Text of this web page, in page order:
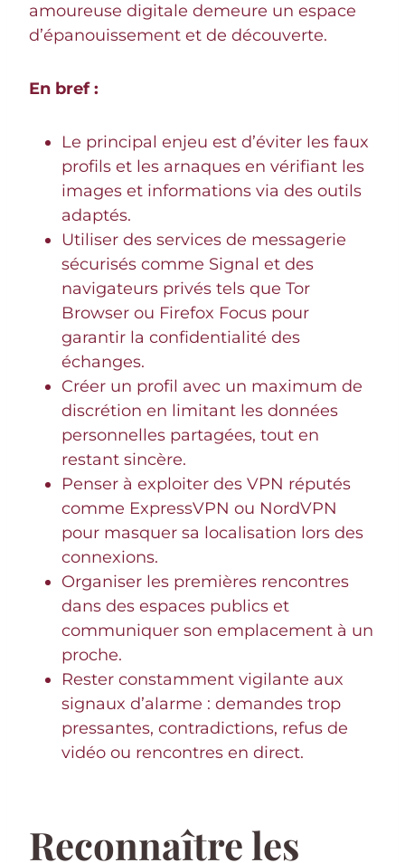
amoureuse digitale demeure un espace
d’épanouissement et de découverte.
En bref :
Le principal enjeu est d’éviter les faux
profils et les arnaques en vérifiant les
images et informations via des outils
adaptés.
Utiliser des services de messagerie
sécurisés comme Signal et des
navigateurs privés tels que Tor
Browser ou Firefox Focus pour
garantir la confidentialité des
échanges.
Créer un profil avec un maximum de
discrétion en limitant les données
personnelles partagées, tout en
restant sincère.
Penser à exploiter des VPN réputés
comme ExpressVPN ou NordVPN
pour masquer sa localisation lors des
connexions.
Organiser les premières rencontres
dans des espaces publics et
communiquer son emplacement à un
proche.
Rester constamment vigilante aux
signaux d’alarme : demandes trop
pressantes, contradictions, refus de
vidéo ou rencontres en direct.
Reconnaître les